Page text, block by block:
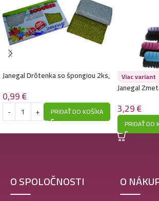
Janegal Drôtenka so špongiou 2ks,
0,99€
PRIDAŤ DO KOŠÍKA
Viac variant
Janegal
3,29€
PRIDAŤ DO
O SPOLOČNOSTI O